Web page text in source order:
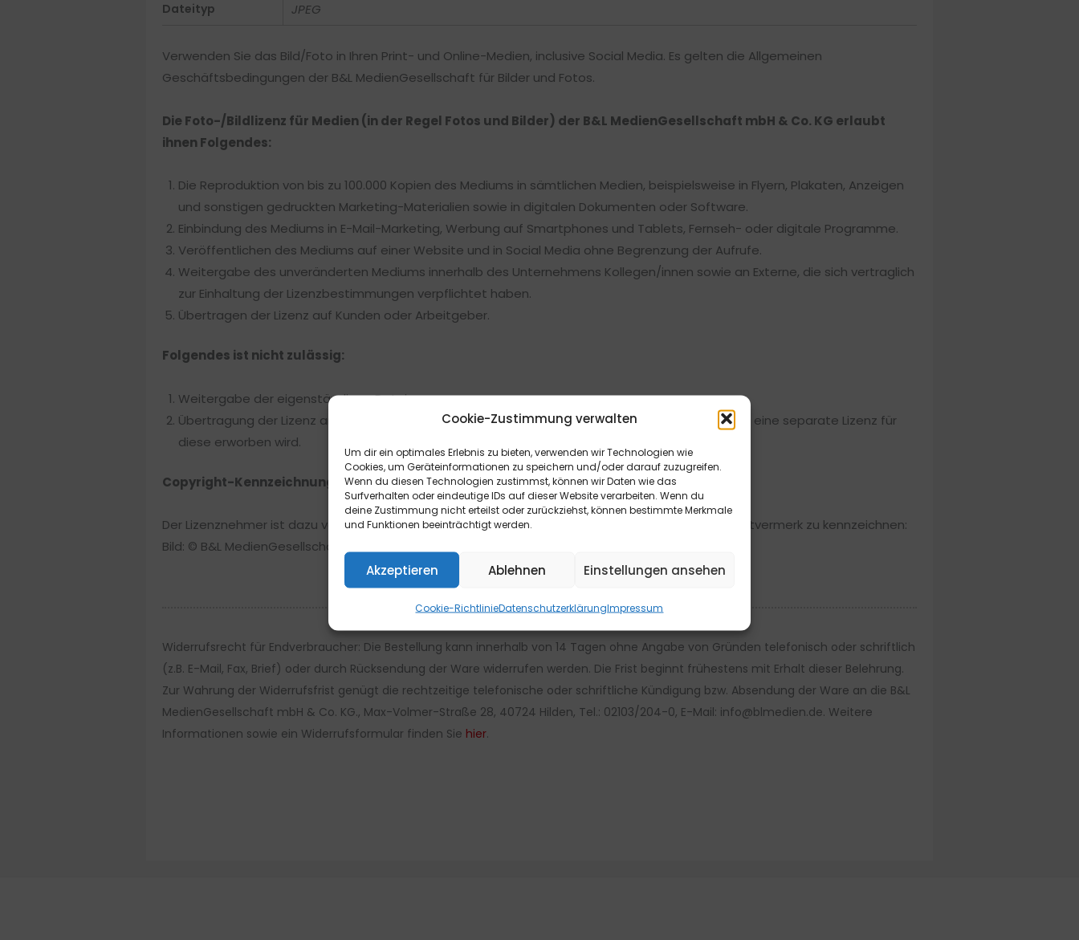
Cookie-Zustimmung verwalten
Um dir ein optimales Erlebnis zu bieten, verwenden wir Technologien wie
Cookies, um Geräteinformationen zu speichern und/oder darauf zuzugreifen.
Wenn du diesen Technologien zustimmst, können wir Daten wie das
Surfverhalten oder eindeutige IDs auf dieser Website verarbeiten. Wenn du
deine Zustimmung nicht erteilst oder zurückziehst, können bestimmte Merkmale
und Funktionen beeinträchtigt werden.
Akzeptieren Ablehnen Einstellungen ansehen
Cookie-RichtlinieDatenschutzerklärungImpressum
Dateityp JPEG
Verwenden Sie das Bild/Foto in Ihren Print- und Online-Medien, inclusive Social Media. Es gelten die Allgemeinen
Geschäftsbedingungen der B&L MedienGesellschaft für Bilder und Fotos.
Die Foto-/Bildlizenz für Medien (in der Regel Fotos und Bilder) der B&L MedienGesellschaft mbH & Co. KG erlaubt
ihnen Folgendes:
Die Reproduktion von bis zu 100.000 Kopien des Mediums in sämtlichen Medien, beispielsweise in Flyern, Plakaten, Anzeigen
und sonstigen gedruckten Marketing-Materialien sowie in digitalen Dokumenten oder Software.
Einbindung des Mediums in E-Mail-Marketing, Werbung auf Smartphones und Tablets, Fernseh- oder digitale Programme.
Veröffentlichen des Mediums auf einer Website und in Social Media ohne Begrenzung der Aufrufe.
Weitergabe des unveränderten Mediums innerhalb des Unternehmens Kollegen/innen sowie an Externe, die sich vertraglich
zur Einhaltung der Lizenzbestimmungen verpflichtet haben.
Übertragen der Lizenz auf Kunden oder Arbeitgeber.
Folgendes ist nicht zulässig:
Weitergabe der eigenständigen Datei.
Übertragung der Lizenz an mehrere Arbeitgebende oder Kundinnen/Kunden, sofern nicht jeweils eine separate Lizenz für
diese erworben wird.
Copyright-Kennzeichnung:
Der Lizenznehmer ist dazu verpflichtet, das Bild bei Veröffentlichung mit dem folgendem Copyrightvermerk zu kennzeichnen:
Bild: © B&L MedienGesellschaft mbH & Co. KG
Widerrufsrecht für Endverbraucher: Die Bestellung kann innerhalb von 14 Tagen ohne Angabe von Gründen telefonisch oder schriftlich
(z.B. E-Mail, Fax, Brief) oder durch Rücksendung der Ware widerrufen werden. Die Frist beginnt frühestens mit Erhalt dieser Belehrung.
Zur Wahrung der Widerrufsfrist genügt die rechtzeitige telefonische oder schriftliche Kündigung bzw. Absendung der Ware an die B&L
MedienGesellschaft mbH & Co. KG., Max-Volmer-Straße 28, 40724 Hilden, Tel.: 02103/204-0, E-Mail: info@blmedien.de. Weitere
Informationen sowie ein Widerrufsformular finden Sie hier.